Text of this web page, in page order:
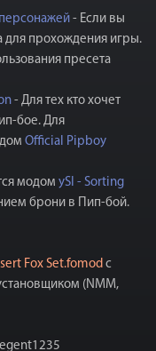
- Если вы
для прохождения игры.
пресета
- Для тех кто хочет
бое. Для
Official Pipboy
модом ySI - Sorting
брони в Пип-бой.
Fox Set.fomod c
(NMM,